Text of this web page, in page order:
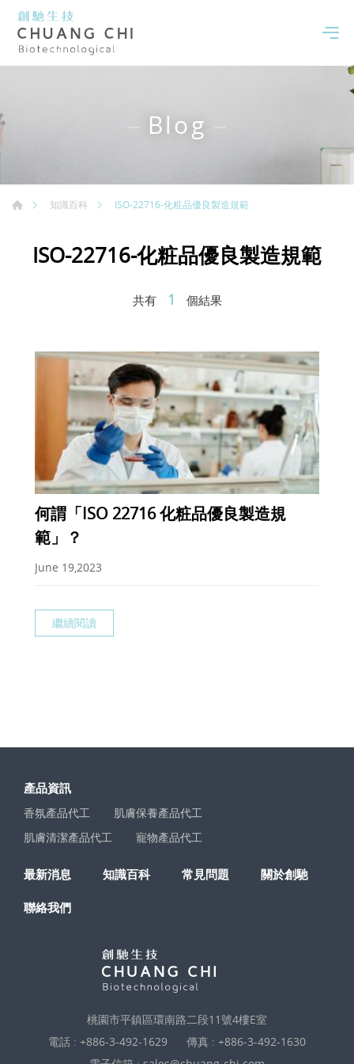
Blog
知識百科 ISO-22716-化粧品優良製造規範
ISO-22716-化粧品優良製造規範
共有 1 個結果
何謂「ISO 22716 化粧品優良製造規
範」？
June 19,2023
繼續閱讀
產品資訊
香氛產品代工
肌膚保養產品代工
肌膚清潔產品代工
寵物產品代工
最新消息 知識百科 常見問題 關於創馳
聯絡我們
桃園市平鎮區環南路二段11號4樓E室
電話 : +886-3-492-1629
傳真 : +886-3-492-1630